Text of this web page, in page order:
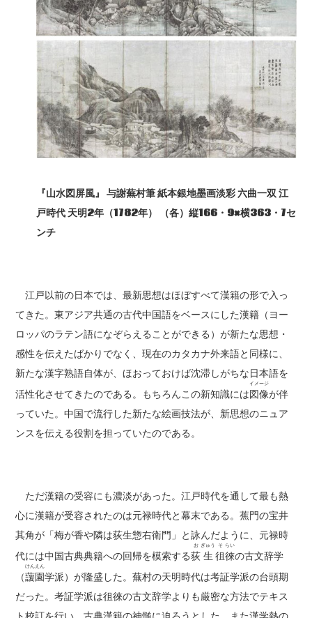
『山水図屏風』与謝蕪村筆紙本銀地墨画淡彩六曲一双江
戸時代天明2年（1782年） （各）縦166 ・9×横363 ・7セ
ンチ
江戸以前の日本では、最新思想はほぼすべて漢籍の形で入っ
てきた。東アジア共通の古代中国語をベースにした漢籍（ヨー
ロッパのラテン語になぞらえることができる）が新たな思想・
感性を伝えたばかりでなく、現在のカタカナ外来語と同様に、
新たな漢字熟語自体が、ほおっておけば沈滞しがちな日本語を
活性化させてきたのである。もちろんこの新知識には図像
イメージ
が伴
っていた。中国で流行した新たな絵画技法が、新思想のニュア
ンスを伝える役割を担っていたのである。
ただ漢籍の受容にも濃淡があった。江戸時代を通して最も熱
心に漢籍が受容されたのは元禄時代と幕末である。蕉門の宝井
其角が「梅が香や隣は荻生惣右衛門」と詠んだように、元禄時
代には中国古典典籍への回帰を模索する荻
お
生
ぎゅう
徂
そ
徠
らい
の古文辞学
（蘐
けん
園
えん
学派）が隆盛した。蕪村の天明時代は考証学派の台頭期
だった。考証学派は徂徠の古文辞学よりも厳密な方法でテキス